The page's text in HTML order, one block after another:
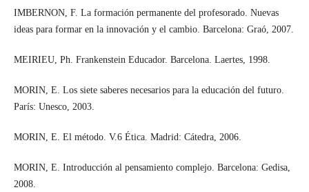
IMBERNON, F. La formación permanente del profesorado. Nuevas
ideas para formar en la innovación y el cambio. Barcelona: Graó, 2007.
MEIRIEU, Ph. Frankenstein Educador. Barcelona. Laertes, 1998.
MORIN, E. Los siete saberes necesarios para la educación del futuro.
París: Unesco, 2003.
MORIN, E. El método. V.6 Ética. Madrid: Cátedra, 2006.
MORIN, E. Introducción al pensamiento complejo. Barcelona: Gedisa,
2008.